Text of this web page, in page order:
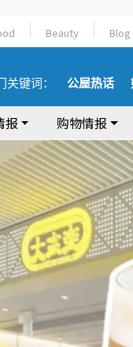
Beauty Blog
关键词： 公屋热话
报 购物情报